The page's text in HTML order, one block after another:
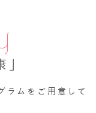
ラムをご用意して